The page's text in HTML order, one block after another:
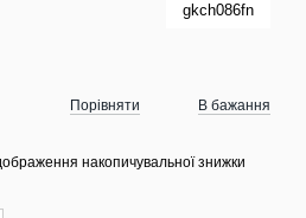
gkch086fn
Порівняти В бажання
накопичувальної знижки